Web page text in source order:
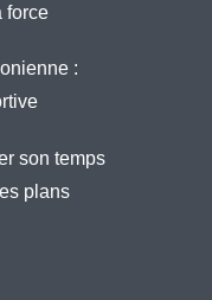
force
:
son temps
plans